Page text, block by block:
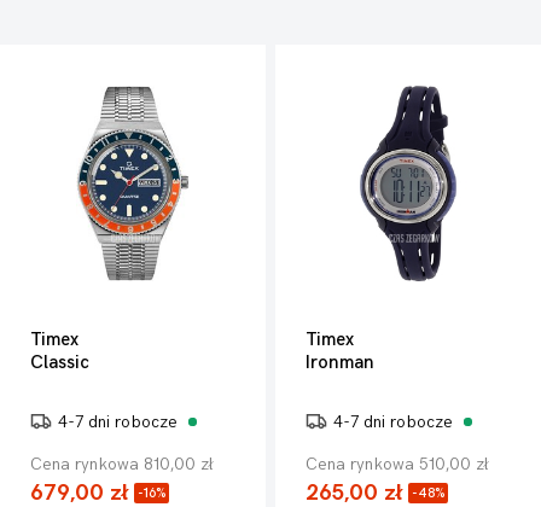
Timex
Classic
4-7 dni robocze
Cena rynkowa 810,00 zł
679,00 zł -16%
Timex
Ironman
4-7 dni robocze
Cena rynkowa 510,00 zł
265,00 zł -48%